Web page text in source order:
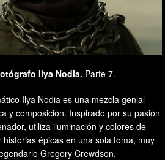
Ilya Nodia. Parte 7.
Ilya Nodia es una mezcla genial
y composición. Inspirado por su pasión
utiliza iluminación y colores de
épicas en una sola toma, muy
Gregory Crewdson.